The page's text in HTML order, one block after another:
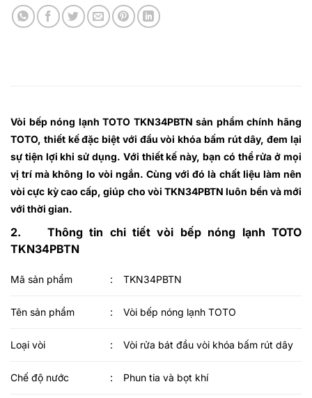
Vòi bếp nóng lạnh TOTO TKN34PBTN sản phẩm chính hãng
TOTO, thiết kế đặc biệt với đầu vòi khóa bấm rút dây, đem lại
sự tiện lợi khi sử dụng. Với thiết kế này, bạn có thể rửa ở mọi
vị trí mà không lo vòi ngắn. Cùng với đó là chất liệu làm nên
vòi cực kỳ cao cấp, giúp cho vòi TKN34PBTN luôn bền và mới
với thời gian.
2. Thông tin chi tiết vòi bếp nóng lạnh TOTO
TKN34PBTN
Mã sản phẩm : TKN34PBTN
Tên sản phẩm : Vòi bếp nóng lạnh TOTO
Loại vòi : Vòi rửa bát đầu vòi khóa bấm rút dây
Chế độ nước : Phun tia và bọt khí